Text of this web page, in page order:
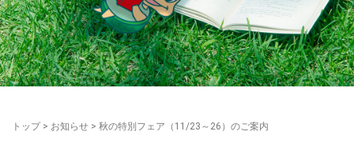
トップ> お知らせ > 秋の特別フェア（11/23～26）のご案内